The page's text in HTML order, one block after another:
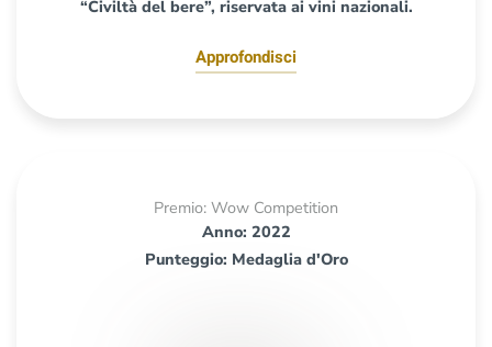
“Civiltà del bere”, riservata ai vini nazionali.
Approfondisci
Premio: Wow Competition
Anno: 2022
Punteggio: Medaglia d'Oro